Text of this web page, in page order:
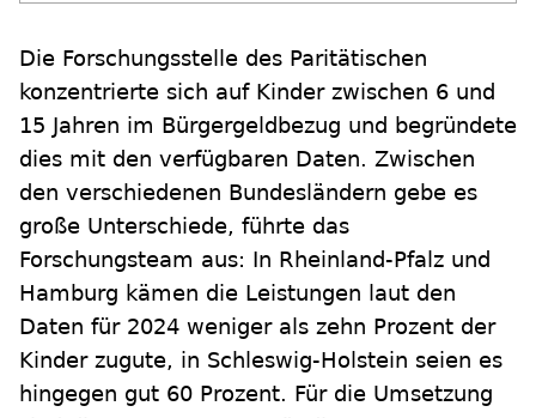
Die Forschungsstelle des Paritätischen
konzentrierte sich auf Kinder zwischen 6 und
15 Jahren im Bürgergeldbezug und begründete
dies mit den verfügbaren Daten. Zwischen
den verschiedenen Bundesländern gebe es
große Unterschiede, führte das
Forschungsteam aus: In Rheinland-Pfalz und
Hamburg kämen die Leistungen laut den
Daten für 2024 weniger als zehn Prozent der
Kinder zugute, in Schleswig-Holstein seien es
hingegen gut 60 Prozent. Für die Umsetzung